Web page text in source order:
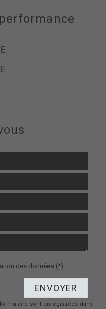
des données (*)
ENVOYER
sont enregistrées dans